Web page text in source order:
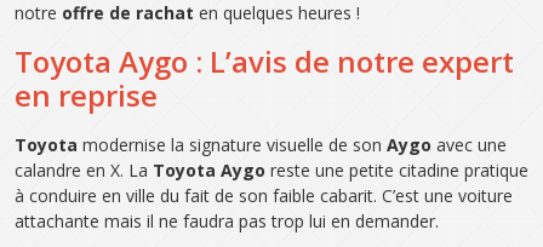
notre offre de rachat en quelques heures !
Toyota Aygo : L’avis de notre expert
en reprise
Toyota modernise la signature visuelle de son Aygo avec une
calandre en X. La Toyota Aygo reste une petite citadine pratique
à conduire en ville du fait de son faible cabarit. C’est une voiture
attachante mais il ne faudra pas trop lui en demander.